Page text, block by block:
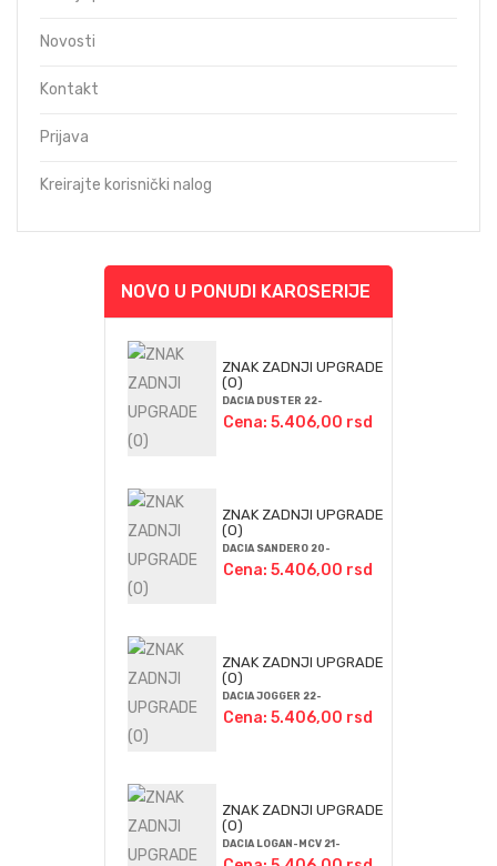
Novosti
Kontakt
Prijava
Kreirajte korisnički nalog
NOVO U PONUDI KAROSERIJE
ZNAK ZADNJI UPGRADE
(O)
DACIA DUSTER 22-
Cena: 5.406,00 rsd
ZNAK ZADNJI UPGRADE
(O)
DACIA SANDERO 20-
Cena: 5.406,00 rsd
ZNAK ZADNJI UPGRADE
(O)
DACIA JOGGER 22-
Cena: 5.406,00 rsd
ZNAK ZADNJI UPGRADE
(O)
DACIA LOGAN-MCV 21-